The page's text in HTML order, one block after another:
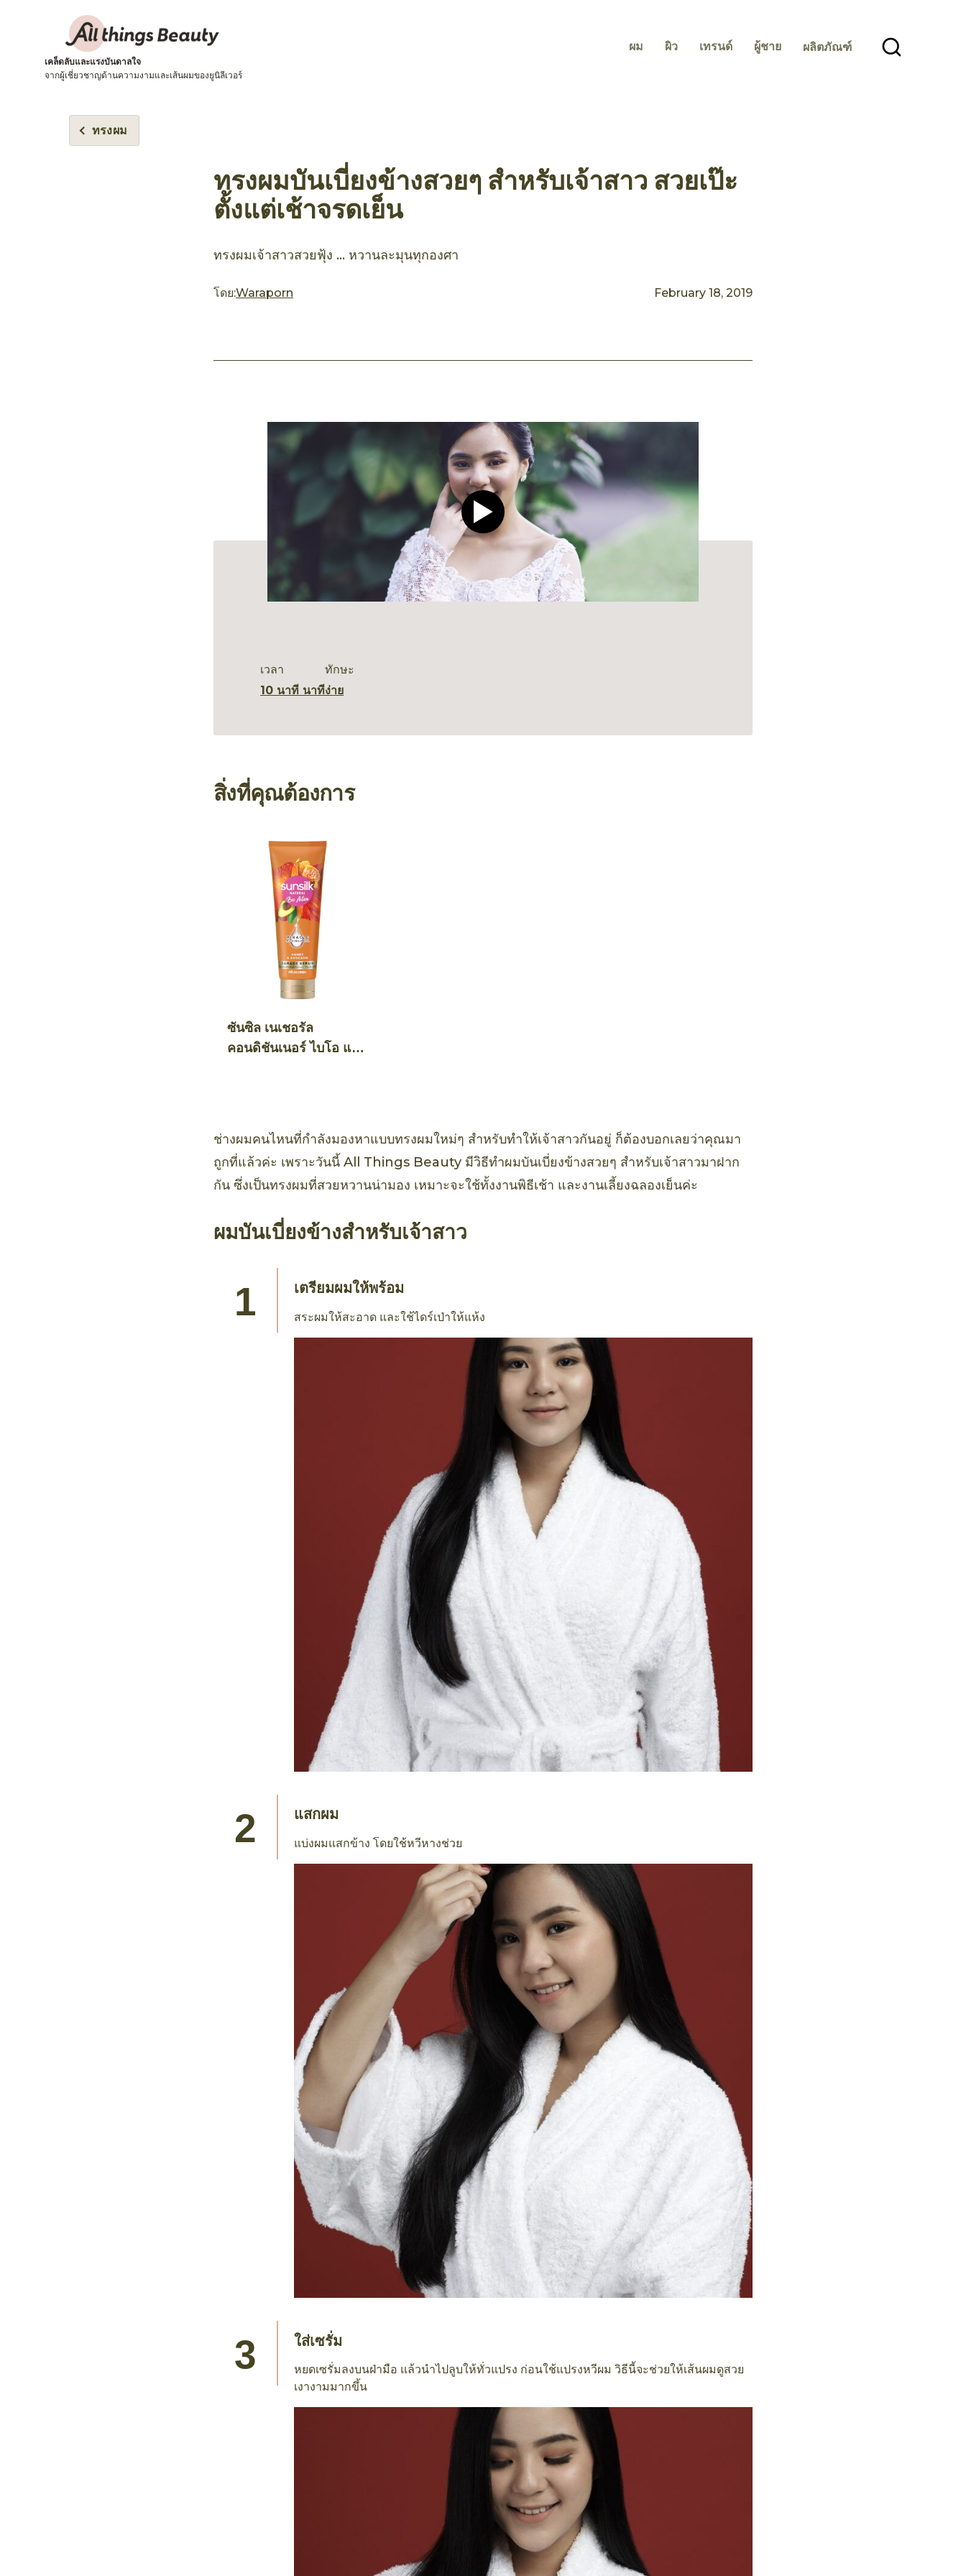
เคล็ดลับและแรงบันดาลใจ
จากผู้เชี่ยวชาญด้านความงามและเส้นผมของยูนิลีเวอร์
ผม ผิว เทรนด์ ผู้ชาย ผลิตภัณฑ์
ทรงผม
ทรงผมบันเบี่ยงข้างสวยๆ สำหรับเจ้าสาว สวยเป๊ะ
ตั้งแต่เช้าจรดเย็น
ทรงผมเจ้าสาวสวยฟุ้ง ... หวานละมุนทุกองศา
โดย:Waraporn February 18, 2019
Play video CLEAR Men Deep Cleanse Shampoo.
เวลา
10 นาที นาที
ทักษะ
ง่าย
สิ่งที่คุณต้องการ
ซันซิล เนเชอรัล
คอนดิชันเนอร์ ไบโอ แอ
ช่างผมคนไหนที่กำลังมองหาแบบทรงผมใหม่ๆ สำหรับทำให้เจ้าสาวกันอยู่ ก็ต้องบอกเลยว่าคุณมา
ถูกที่แล้วค่ะ เพราะวันนี้ All Things Beauty มีวิธีทำผมบันเบี่ยงข้างสวยๆ สำหรับเจ้าสาวมาฝาก
กัน ซึ่งเป็นทรงผมที่สวยหวานน่ามอง เหมาะจะใช้ทั้งงานพิธีเช้า และงานเลี้ยงฉลองเย็นค่ะ
ผมบันเบี่ยงข้างสำหรับเจ้าสาว
เตรียมผมให้พร้อม
สระผมให้สะอาด และใช้ไดร์เป่าให้แห้ง
แสกผม
แบ่งผมแสกข้าง โดยใช้หวีหางช่วย
ใส่เซรั่ม
หยดเซรั่มลงบนฝ่ามือ แล้วนำไปลูบให้ทั่วแปรง ก่อนใช้แปรงหวีผม วิธีนี้จะช่วยให้เส้นผมดูสวย
เงางามมากขึ้น